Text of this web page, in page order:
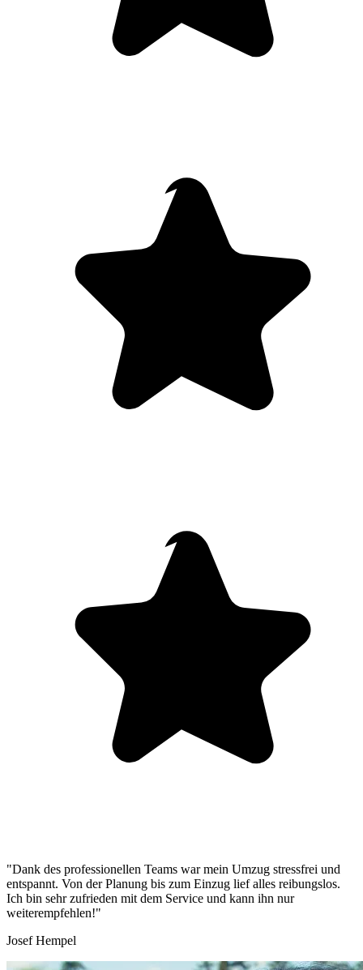
"Dank des professionellen Teams war mein Umzug stressfrei und
entspannt. Von der Planung bis zum Einzug lief alles reibungslos.
Ich bin sehr zufrieden mit dem Service und kann ihn nur
weiterempfehlen!"
Josef Hempel